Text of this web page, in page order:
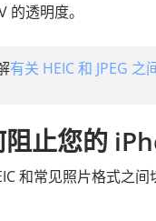
的透明度。
有关 HEIC 和 JPEG 之
止您的
和常见照片格式之